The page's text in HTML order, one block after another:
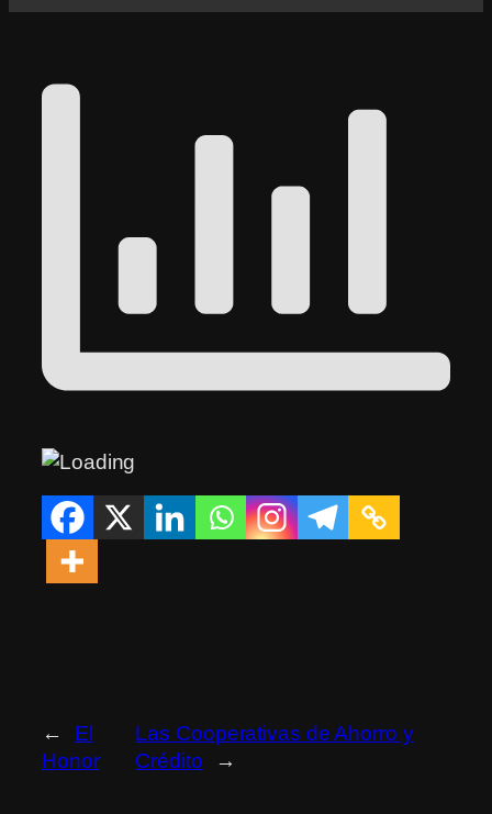
←
El
Honor
Las Cooperativas de Ahorro y
Crédito
→